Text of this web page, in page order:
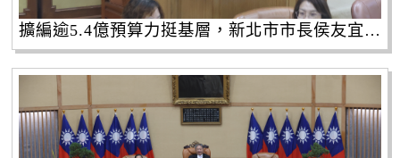
擴編逾5.4億預算力挺基層，新北市市長侯友宜宣布調增里基等6項經費。